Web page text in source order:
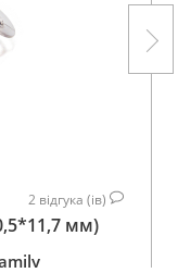
2 відгука (ів)
мм)